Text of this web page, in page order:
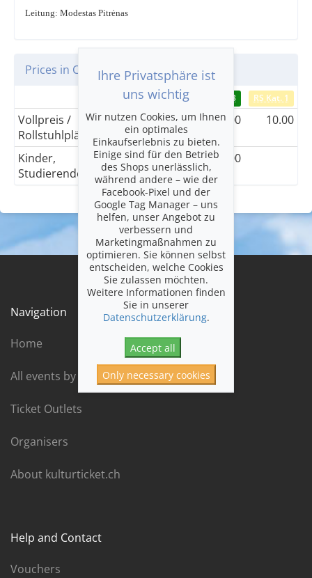
Leitung: Modestas Pitrėnas
Prices in CHF
Kat. 1 Kat. 2 Kat. 3 RS Kat. 1
Vollpreis /
Rollstuhlplätze
60.00 40.00 30.00 10.00
Kinder,
Studierende
30.00 25.00 20.00
Navigation
Home
All events by date
Ticket Outlets
Organisers
About kulturticket.ch
Help and Contact
Vouchers
Ihre Privatsphäre ist
uns wichtig
Wir nutzen Cookies, um Ihnen
ein optimales
Einkaufserlebnis zu bieten.
Einige sind für den Betrieb
des Shops unerlässlich,
während andere – wie der
Facebook-Pixel und der
Google Tag Manager – uns
helfen, unser Angebot zu
verbessern und
Marketingmaßnahmen zu
optimieren. Sie können selbst
entscheiden, welche Cookies
Sie zulassen möchten.
Weitere Informationen finden
Sie in unserer
Datenschutzerklärung.
Accept all
Only necessary cookies